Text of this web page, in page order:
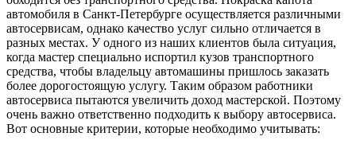
автомобиля в Санкт-Петербурге осуществляется различными
автосервисам, однако качество услуг сильно отличается в
разных местах. У одного из наших клиентов была ситуация,
когда мастер специально испортил кузов транспортного
средства, чтобы владельцу автомашины пришлось заказать
более дорогостоящую услугу. Таким образом работники
автосервиса пытаются увеличить доход мастерской. Поэтому
очень важно ответственно подходить к выбору автосервиса.
Вот основные критерии, которые необходимо учитывать: